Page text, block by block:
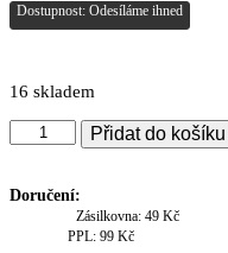
Dostupnost: Odesíláme ihned
16 skladem
24V/150W
G
Omnilux
Přidat do košíku
Doručení:
Zásilkovna: 49 Kč
PPL: 99 Kč